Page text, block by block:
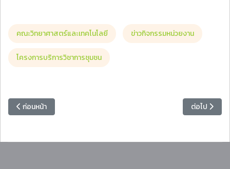
คณะวิทยาศาสตร์และเทคโนโลยี ข่าวกิจกรรมหน่วยงาน
โครงการบริการวิชาการชุมชน
เนื้อหาก่อนหน้า: มหาวิทยาลัยราชภัฏหมู่บ้านจอมบึง จับมือชุมชนบ้านเขา
ก่อนหน้า เนื้อหาถัดไป
ต่อไป